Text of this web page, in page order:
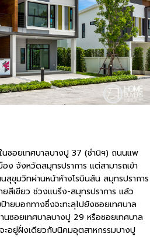
นซอยเทศบาลบางปู 37 (ชำนิฯ) ถนนแพ
ง จังหวัดสมุทรปราการ แต่สามารถเข้า
ขุมวิทผ่านหน้าห้างโรบินสัน สมุทรปราการ
สีเขียว ช่วงแบริ่ง-สมุทรปราการ แล้ว
ายบอกทางซึ่งจะทะลุไปยังซอยเทศบาล
ซอยเทศบาลบางปู 29 หรือซอยเทศบาล
ะอยู่ฝั่งเดียวกับนิคมอุตสาหกรรมบางปู